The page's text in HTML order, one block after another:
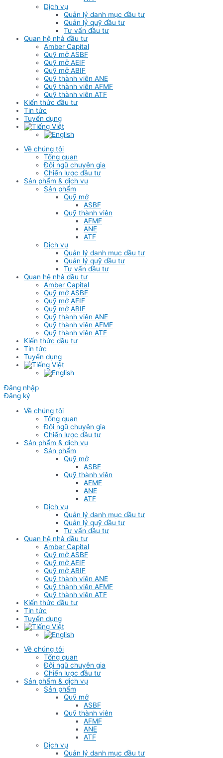
Dịch vụ
Quản lý danh mục đầu tư
Quản lý quỹ đầu tư
Tư vấn đầu tư
Quan hệ nhà đầu tư
Amber Capital
Quỹ mở ASBF
Quỹ mở AEIF
Quỹ mở ABIF
Quỹ thành viên ANE
Quỹ thành viên AFMF
Quỹ thành viên ATF
Kiến thức đầu tư
Tin tức
Tuyển dụng
Về chúng tôi
Tổng quan
Đội ngũ chuyên gia
Chiến lược đầu tư
Sản phẩm & dịch vụ
Sản phẩm
Quỹ mở
ASBF
Quỹ thành viên
AFMF
ANE
ATF
Dịch vụ
Quản lý danh mục đầu tư
Quản lý quỹ đầu tư
Tư vấn đầu tư
Quan hệ nhà đầu tư
Amber Capital
Quỹ mở ASBF
Quỹ mở AEIF
Quỹ mở ABIF
Quỹ thành viên ANE
Quỹ thành viên AFMF
Quỹ thành viên ATF
Kiến thức đầu tư
Tin tức
Tuyển dụng
Đăng nhập
Đăng ký
Về chúng tôi
Tổng quan
Đội ngũ chuyên gia
Chiến lược đầu tư
Sản phẩm & dịch vụ
Sản phẩm
Quỹ mở
ASBF
Quỹ thành viên
AFMF
ANE
ATF
Dịch vụ
Quản lý danh mục đầu tư
Quản lý quỹ đầu tư
Tư vấn đầu tư
Quan hệ nhà đầu tư
Amber Capital
Quỹ mở ASBF
Quỹ mở AEIF
Quỹ mở ABIF
Quỹ thành viên ANE
Quỹ thành viên AFMF
Quỹ thành viên ATF
Kiến thức đầu tư
Tin tức
Tuyển dụng
Về chúng tôi
Tổng quan
Đội ngũ chuyên gia
Chiến lược đầu tư
Sản phẩm & dịch vụ
Sản phẩm
Quỹ mở
ASBF
Quỹ thành viên
AFMF
ANE
ATF
Dịch vụ
Quản lý danh mục đầu tư